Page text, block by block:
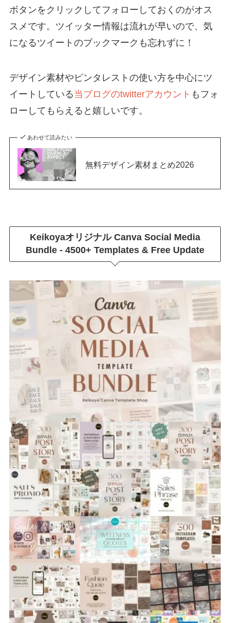
ボタンをクリックしてフォローしておくのがオス
スメです。ツイッター情報は流れが早いので、気
になるツイートのブックマークも忘れずに！
デザイン素材やピンタレストの使い方を中心にツ
イートしている当ブログのtwitterアカウント もフォ
ローしてもらえると嬉しいです。
あわせて読みたい
無料デザイン素材まとめ2026
Keikoyaオリジナル Canva Social Media
Bundle - 4500+ Templates & Free Update